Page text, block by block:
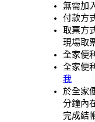
無需加
付款方
取票方
現場取
全家便
全家便
我
於全家
分鐘內
完成結